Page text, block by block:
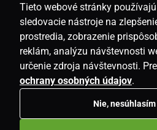
SK
Tieto webové stránky
sledovacie nástroje na
prostredia, zobrazenie
reklám, analýzu návštevnosti
určenie zdroja návštevnosti.
ochrany osobných údajov.
Nie, nesúhlasím